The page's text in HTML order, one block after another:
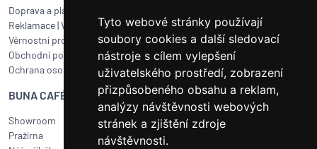
Tyto webové stránky používají
soubory cookies a další sledovací
nástroje s cílem vylepšení
uživatelského prostředí, zobrazení
přizpůsobeného obsahu a reklam,
analýzy návštěvnosti webových
stránek a zjištění zdroje
návštěvnosti.
Doprava a platba
Reklamace|Vrácení zboží
Věrnostní program
Obchodní podmínky
Ochrana osobních údajů
Objednat servis
Jak připravit balík na přepravu?
Čištění a údržba
Kariéra
BUNA CAFÉ
Showroom
Pražírna
RYCHLÝ KONTAKT
BUNA CAFÉ